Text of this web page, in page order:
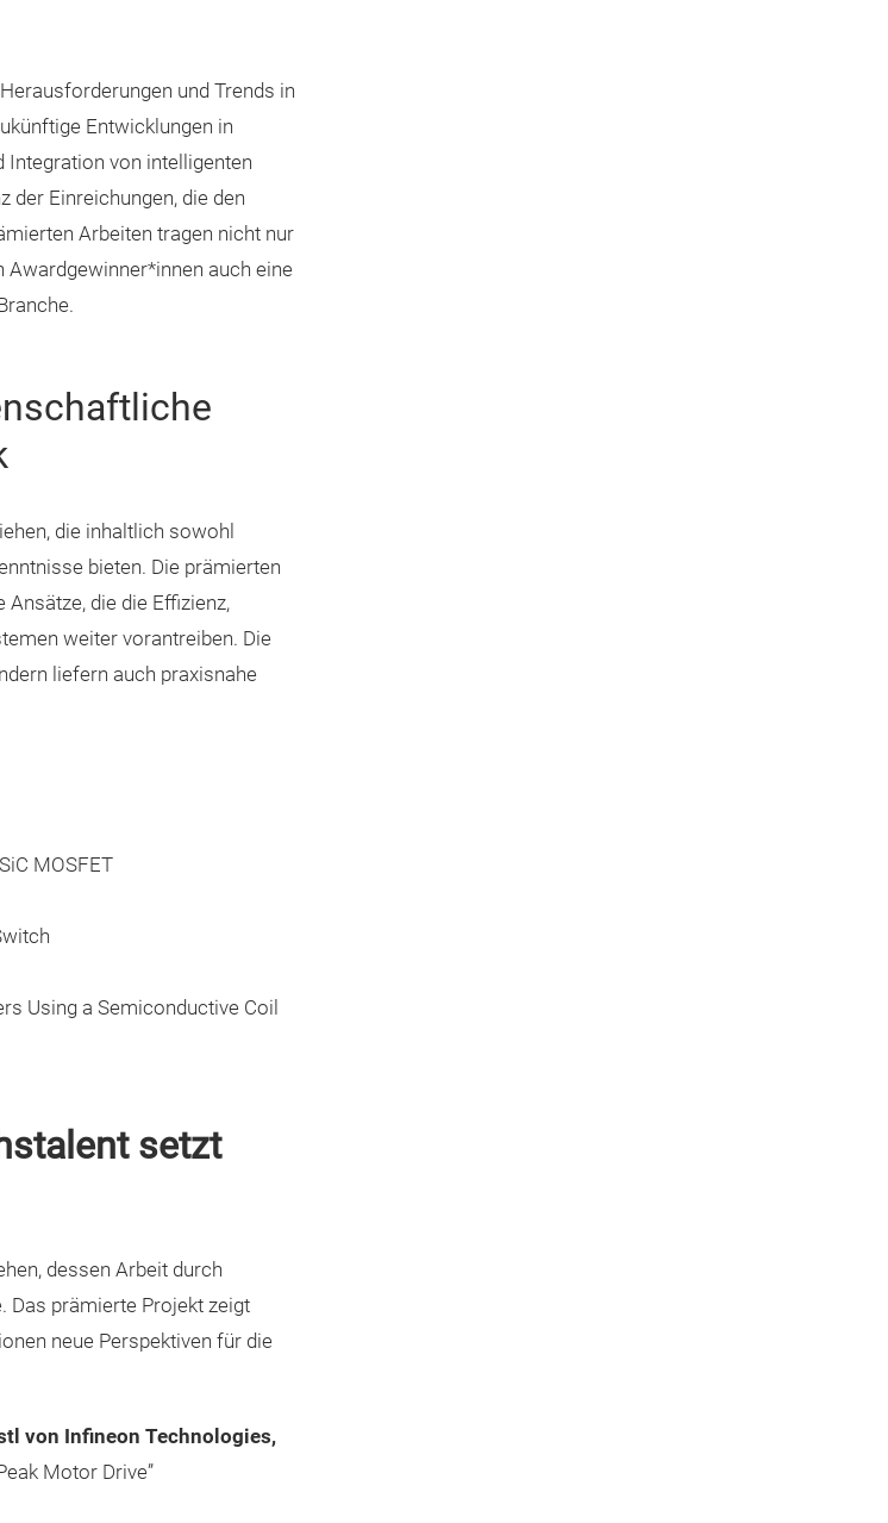
und Trends in
Entwicklungen in
Integration von intelligenten
der Einreichungen, die den
Arbeiten tragen nicht nur
Awardgewinner*innen auch eine
die inhaltlich sowohl
bieten. Die prämierten
die die Effizienz,
weiter vorantreiben. Die
liefern auch praxisnahe
MOSFET
Using a Semiconductive Coil
setzt
dessen Arbeit durch
Das prämierte Projekt zeigt
neue Perspektiven für die
von Infineon Technologies,
Motor Drive”